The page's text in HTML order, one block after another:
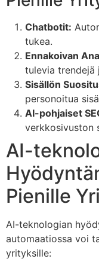
Chatbotit:
tukea.
Ennakoivan
tulevia trendejä
Sisällön
personoitua
AI-pohjaiset
verkkosivuston
AI-
Pienille
AI-teknologian
automaatiossa voi
yrityksille: